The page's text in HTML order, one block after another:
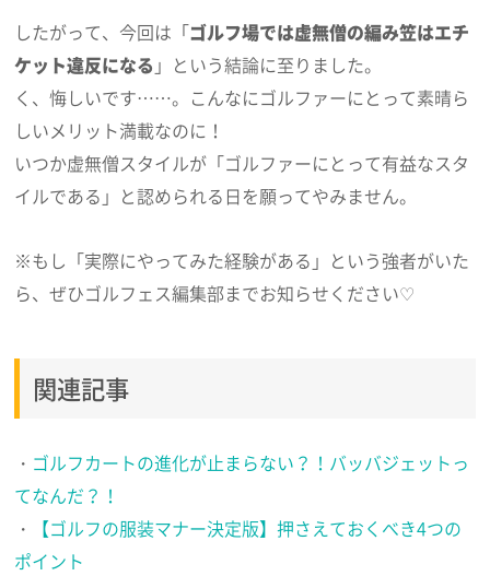
したがって、今回は「ゴルフ場では虚無僧の編み笠はエチ
ケット違反になる 」という結論に至りました。
く、悔しいです……。こんなにゴルファーにとって素晴ら
しいメリット満載なのに！
いつか虚無僧スタイルが「ゴルファーにとって有益なスタ
イルである」と認められる日を願ってやみません。
※もし「実際にやってみた経験がある」という強者がいた
ら、ぜひゴルフェス編集部までお知らせください♡
関連記事
・ ゴルフカートの進化が止まらない？！バッバジェットっ
てなんだ？！
・
【ゴルフの服装マナー決定版】押さえておくべき4つの
ポイント